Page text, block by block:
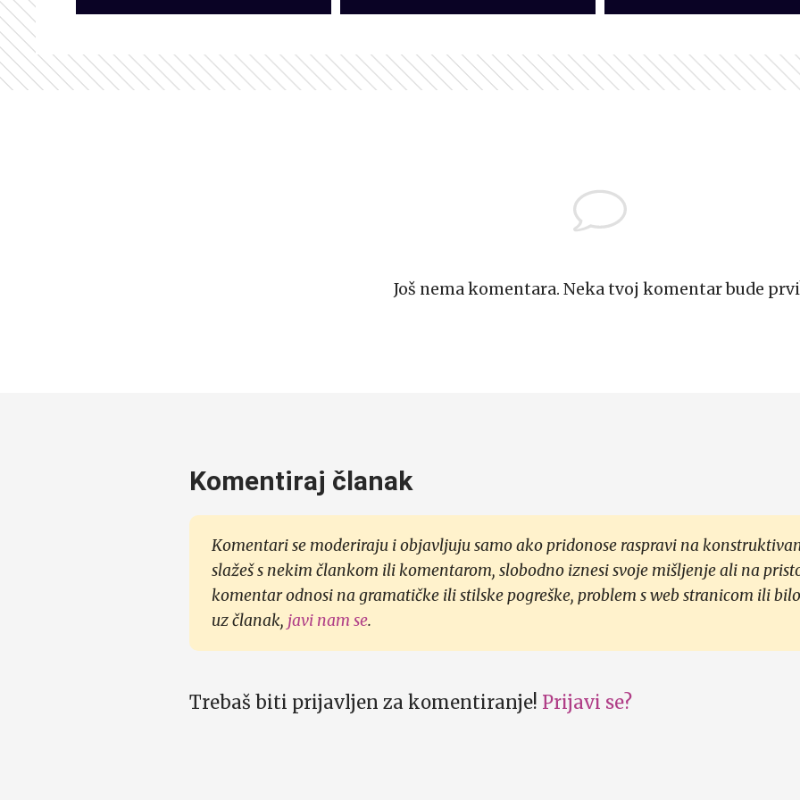
Još nema komentara. Neka tvoj komentar bude
Komentiraj članak
Komentari se moderiraju i objavljuju samo ako pridonose raspravi na
slažeš s nekim člankom ili komentarom, slobodno iznesi svoje mišljenje ali na
komentar odnosi na gramatičke ili stilske pogreške, problem s web stranicom ili
uz članak, javi nam se.
Trebaš biti prijavljen za komentiranje! Prijavi se?